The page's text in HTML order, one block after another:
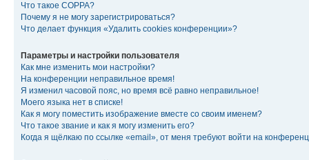
Что такое COPPA?
Почему я не могу зарегистрироваться?
Что делает функция «Удалить cookies конференции»?
Параметры и настройки пользователя
Как мне изменить мои настройки?
На конференции неправильное время!
Я изменил часовой пояс, но время всё равно неправильное!
Моего языка нет в списке!
Как я могу поместить изображение вместе со своим именем?
Что такое звание и как я могу изменить его?
Когда я щёлкаю по ссылке «email», от меня требуют войти на